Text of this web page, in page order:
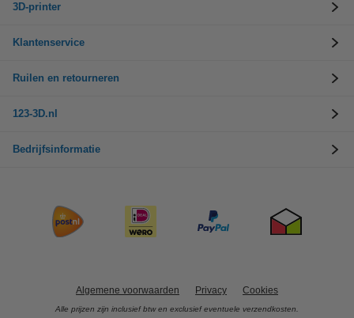
3D-printer
Klantenservice
Ruilen en retourneren
123-3D.nl
Bedrijfsinformatie
Algemene voorwaarden Privacy Cookies
Alle prijzen zijn inclusief btw en exclusief eventuele verzendkosten.